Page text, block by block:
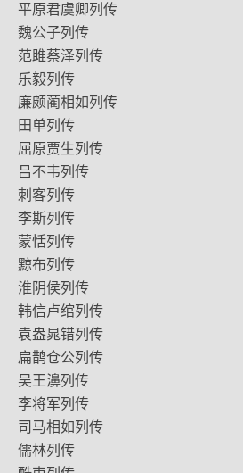
平原君虞卿列传
魏公子列传
范雎蔡泽列传
乐毅列传
廉颇蔺相如列传
田单列传
屈原贾生列传
吕不韦列传
刺客列传
李斯列传
蒙恬列传
黥布列传
淮阴侯列传
韩信卢绾列传
袁盎晁错列传
扁鹊仓公列传
吴王濞列传
李将军列传
司马相如列传
儒林列传